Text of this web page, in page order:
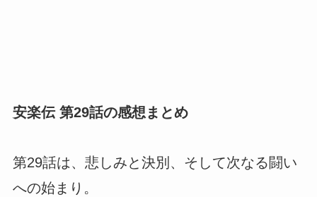
安楽伝 第29話の感想まとめ
第29話は、悲しみと決別、そして次なる闘い
への始まり。